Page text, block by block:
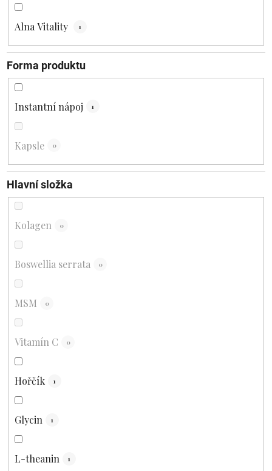
Alna Vitality 1
Forma produktu
Instantní nápoj 1
Kapsle 0
Hlavní složka
Kolagen 0
Boswellia serrata 0
MSM 0
Vitamín C 0
Hořčík 1
Glycin 1
L-theanin 1